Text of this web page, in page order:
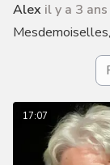
Alex il y a 3 ans
17:07